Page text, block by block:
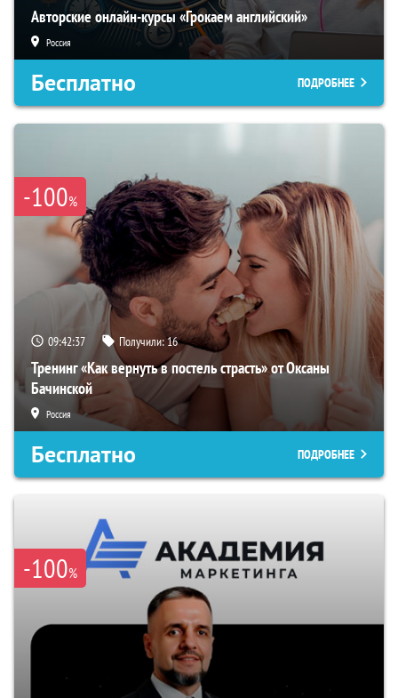
Авторские онлайн-курсы «Грокаем английский»
Россия
Бесплатно ПОДРОБНЕЕ
-100%
09:42:36 Получили:16
Тренинг «Как вернуть в постель страсть» от Оксаны
Бачинской
Россия
Бесплатно ПОДРОБНЕЕ
-100%